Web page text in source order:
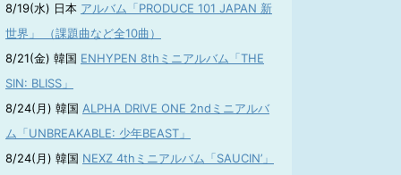
8/19(水) 日本 アルバム「PRODUCE 101 JAPAN 新
世界」 （課題曲など全10曲）
8/21(金) 韓国 ENHYPEN 8thミニアルバム「THE
SIN: BLISS」
8/24(月) 韓国 ALPHA DRIVE ONE 2ndミニアルバ
ム「UNBREAKABLE: 少年BEAST」
8/24(月) 韓国 NEXZ 4thミニアルバム「SAUCIN’」